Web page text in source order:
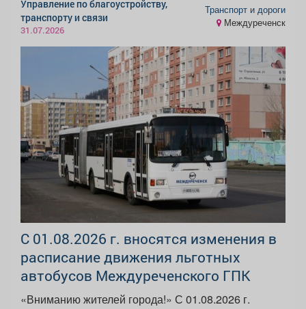
Управление по благоустройству,
транспорту и связи
31.07.2026
Транспорт и дороги
Междуреченск
С 01.08.2026 г. вносятся изменения в
расписание движения льготных
автобусов Междуреченского ГПК
«Вниманию жителей города!» С 01.08.2026 г.